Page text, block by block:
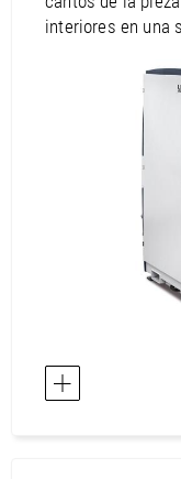
interiores en una